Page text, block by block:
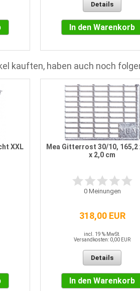
Details
In den Warenkorb
kauften, haben auch noch
XXL
Mea Gitterrost 30/10, 165,2
x 2,0 cm
0Meinungen
318,00 EUR
incl. 19 % MwSt.
Versandkosten: 0,00 EUR
Details
In den Warenkorb